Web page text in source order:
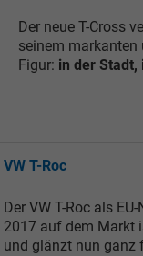
Der neue T-Cross
seinem markanten
Figur: in der Stadt,
VW T-Roc
Der VW T-Roc als
2017 auf dem Markt
und glänzt nun ganz